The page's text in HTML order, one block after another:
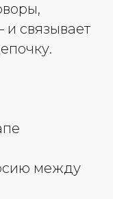
связывает
между